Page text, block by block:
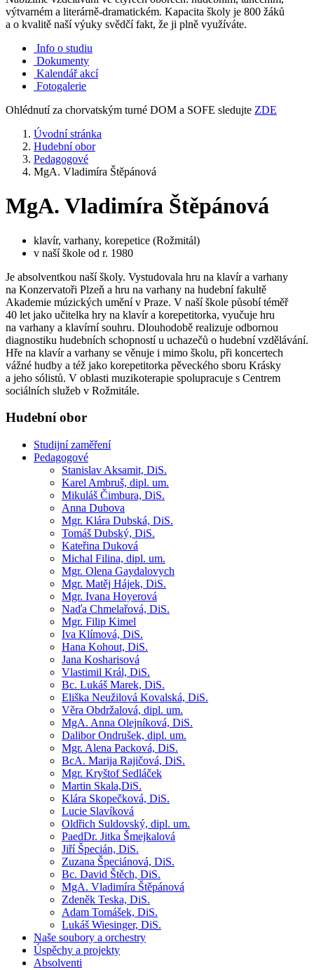
výtvarném a literárně-dramatickém. Kapacita školy je 800 žáků
a o kvalitě naší výuky svědčí fakt, že ji plně využíváte.
Info o studiu
Dokumenty
Kalendář akcí
Fotogalerie
Ohlédnutí za chorvatským turné DOM a SOFE sledujte ZDE
Úvodní stránka
Hudební obor
Pedagogové
MgA. Vladimíra Štěpánová
MgA. Vladimíra Štěpánová
klavír, varhany, korepetice (Rožmitál)
v naší škole od r. 1980
Je absolventkou naší školy. Vystudovala hru na klavír a varhany
na Konzervatoři Plzeň a hru na varhany na hudební fakultě
Akademie múzických umění v Praze. V naší škole působí téměř
40 let jako učitelka hry na klavír a korepetitorka, vyučuje hru
na varhany a klavírní souhru. Dlouhodobě realizuje odbornou
diagnostiku hudebních schopností u uchazečů o hudební vzdělávání.
Hře na klavír a varhany se věnuje i mimo školu, při koncertech
vážné hudby a též jako korepetitorka pěveckého sboru Krásky
a jeho sólistů. V oblasti muzikoterapie spolupracuje s Centrem
sociálních služeb v Rožmitále.
Hudební obor
Studijní zaměření
Pedagogové
Stanislav Aksamit, DiS.
Karel Ambruš, dipl. um.
Mikuláš Čimbura, DiS.
Anna Dubova
Mgr. Klára Dubská, DiS.
Tomáš Dubský, DiS.
Kateřina Duková
Michal Filina, dipl. um.
Mgr. Olena Gaydalovych
Mgr. Matěj Hájek, DiS.
Mgr. Ivana Hoyerová
Naďa Chmelařová, DiS.
Mgr. Filip Kimel
Iva Klímová, DiS.
Hana Kohout, DiS.
Jana Kosharisová
Vlastimil Král, DiS.
Bc. Lukáš Marek, DiS.
Eliška Neužilová Kovalská, DiS.
Věra Obdržalová, dipl. um.
MgA. Anna Olejníková, DiS.
Dalibor Ondrušek, dipl. um.
Mgr. Alena Packová, DiS.
BcA. Marija Rajičová, DiS.
Mgr. Kryštof Sedláček
Martin Skala,DiS.
Klára Skopečková, DiS.
Lucie Slavíková
Oldřich Suldovský, dipl. um.
PaedDr. Jitka Šmejkalová
Jiří Špecián, DiS.
Zuzana Špeciánová, DiS.
Bc. David Štěch, DiS.
MgA. Vladimíra Štěpánová
Zdeněk Teska, DiS.
Adam Tomášek, DiS.
Lukáš Wiesinger, DiS.
Naše soubory a orchestry
Úspěchy a projekty
Absolventi